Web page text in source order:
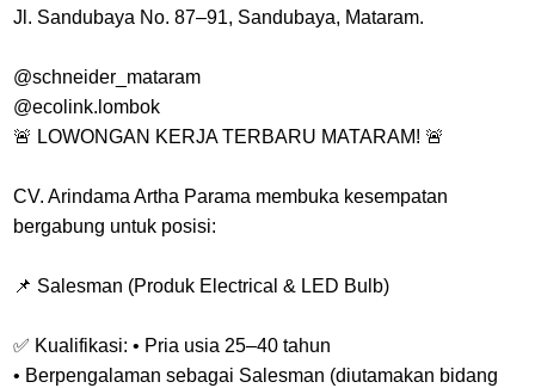
Jl. Sandubaya No. 87–91, Sandubaya, Mataram.
@schneider_mataram
@ecolink.lombok
🚨 LOWONGAN KERJA TERBARU MATARAM! 🚨
CV. Arindama Artha Parama membuka kesempatan
bergabung untuk posisi:
📌 Salesman (Produk Electrical & LED Bulb)
✅ Kualifikasi: • Pria usia 25–40 tahun
• Berpengalaman sebagai Salesman (diutamakan bidang